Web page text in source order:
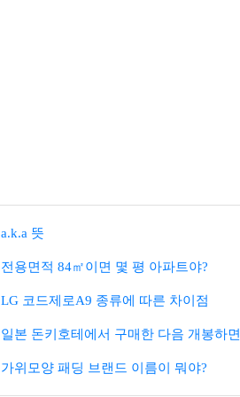
a.k.a 뜻
전용면적 84㎡이면 몇 평 아파트야?
LG 코드제로A9 종류에 따른 차이점
일본 돈키호테에서 구매한 다음 개봉하
가위모양 패딩 브랜드 이름이 뭐야?